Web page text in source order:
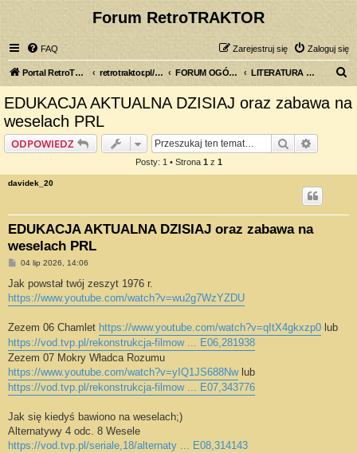
Forum RetroTRAKTOR
FAQ Zaloguj się
Zarejestruj się
Portal RetroTRAKTOR.pl retrotraktor.pl/forum FORUM OGÓLNE LITERATURA ROLNICZA
u
EDUKACJA AKTUALNA DZISIAJ oraz zabawa na
weselach PRL
ODPOWIEDZ Szukaj
Posty: 1 • Strona 1 z 1
davidek_20
EDUKACJA AKTUALNA DZISIAJ oraz zabawa na
weselach PRL
P
s
04 lip 2026, 14:06
Jak powstał twój zeszyt 1976 r.
https://www.youtube.com/watch?v=wu2g7WzYZDU
Zezem 06 Chamlet https://www.youtube.com/watch?v=qItX4gkxzp0 lub
https://vod.tvp.pl/rekonstrukcja-filmow ... E06,281938
Zezem 07 Mokry Władca Rozumu
https://www.youtube.com/watch?v=yIQ1JS688Nwlub
https://vod.tvp.pl/rekonstrukcja-filmow ... E07,343776
Jak się kiedyś bawiono na weselach;)
Alternatywy 4 odc. 8 Wesele
https://vod.tvp.pl/seriale,18/alternaty ... E08,314143